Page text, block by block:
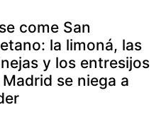
come San
la limoná, las
y los entresijos
se niega a